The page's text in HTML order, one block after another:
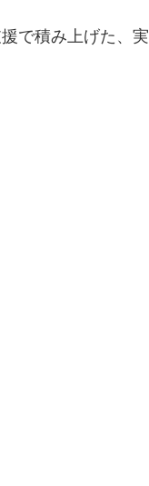
で積み上げた、